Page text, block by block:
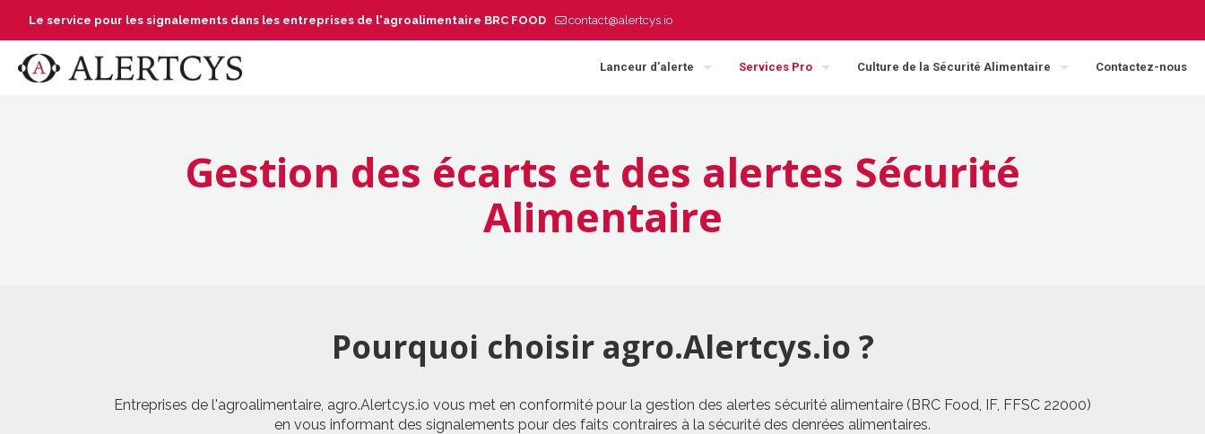
Le service pour les signalements dans les entreprises de l'agroalimentaire BRC FOOD contact@alertcys.io
Lanceur d’alerte Services Pro Culture de la Sécurité Alimentaire Contactez-nous
Gestion des écarts et des alertes Sécurité
Alimentaire
Pourquoi choisir agro.Alertcys.io ?
Entreprises de l'agroalimentaire, agro.Alertcys.io vous met en conformité pour la gestion des alertes sécurité alimentaire (BRC Food, IF, FFSC 22000)
en vous informant des signalements pour des faits contraires à la sécurité des denrées alimentaires.